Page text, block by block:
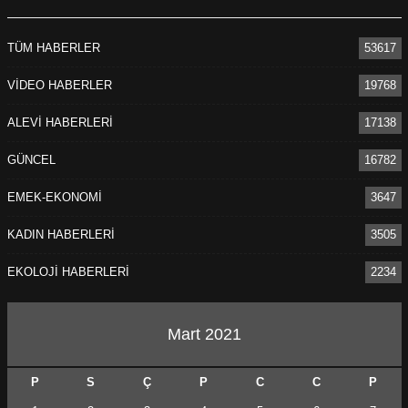
TÜM HABERLER 53617
VİDEO HABERLER 19768
ALEVİ HABERLERİ 17138
GÜNCEL 16782
EMEK-EKONOMİ 3647
KADIN HABERLERİ 3505
EKOLOJİ HABERLERİ 2234
Mart 2021
P S Ç P C C P